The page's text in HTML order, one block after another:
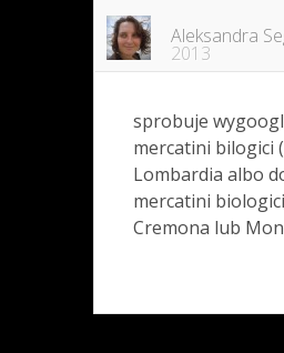
Aleksandra
2013
sprobuje
mercatini bilogici
Lombardia albo
mercatini biologici
Cremona lub